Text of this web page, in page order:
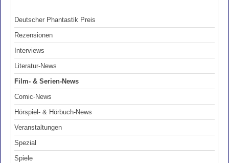
Deutscher Phantastik Preis
Rezensionen
Interviews
Literatur-News
Film- & Serien-News
Comic-News
Hörspiel- & Hörbuch-News
Veranstaltungen
Spezial
Spiele